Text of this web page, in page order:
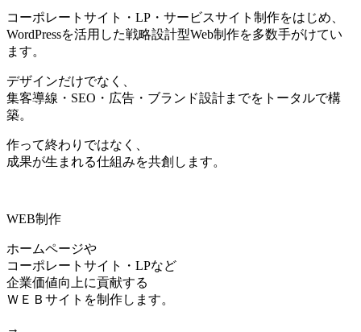
コーポレートサイト・LP・サービスサイト制作をはじめ、
WordPressを活用した戦略設計型Web制作を多数手がけてい
ます。
デザインだけでなく、
集客導線・SEO・広告・ブランド設計までをトータルで構
築。
作って終わりではなく、
成果が生まれる仕組みを共創します。
WEB制作
ホームページや
コーポレートサイト・LPなど
企業価値向上に貢献する
ＷＥＢサイトを制作します。
→